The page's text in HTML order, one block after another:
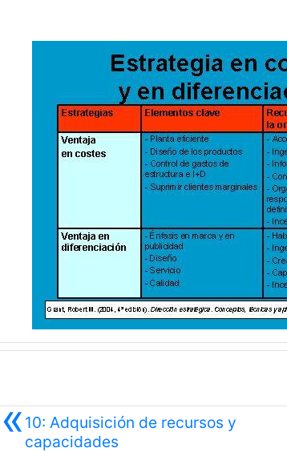
«10: Adquisición de recursos y
capacidades